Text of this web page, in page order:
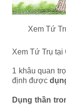
Xem Tứ
Xem Tứ Trụ tại
1 khâu quan
định được
Dụng thần